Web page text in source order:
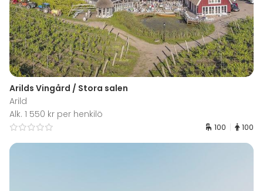
Arilds Vingård / Stora salen
Arild
Alk. 1 550 kr per henkilö
100 100